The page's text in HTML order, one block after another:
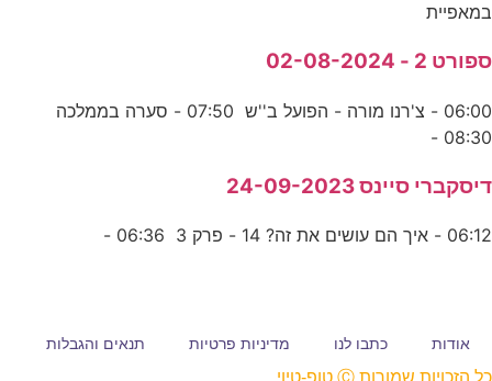
במאפיית
ספורט 2 - 02-08-2024
06:00 - צ'רנו מורה - הפועל ב''ש 07:50 - סערה בממלכה
08:30 -
דיסקברי סיינס 24-09-2023
06:12 - איך הם עושים את זה? 14 - פרק 3 06:36 -
אודות כתבו לנו מדיניות פרטיות תנאים והגבלות